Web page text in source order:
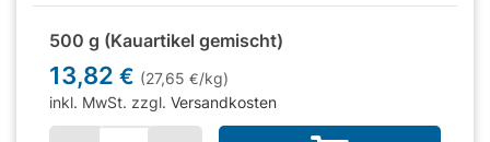
500 g (Kauartikel gemischt)
13,82 € (27,65 €/kg)
inkl. MwSt. zzgl. Versandkosten